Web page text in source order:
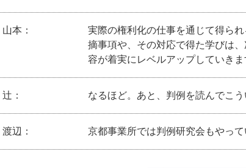
：
実際の権利化の仕事を通じて得ら
摘事項や、その対応で得た学びは
容が着実にレベルアップしていき
： なるほど。あと、判例を読んでこ
： 京都事業所では判例研究会もやって